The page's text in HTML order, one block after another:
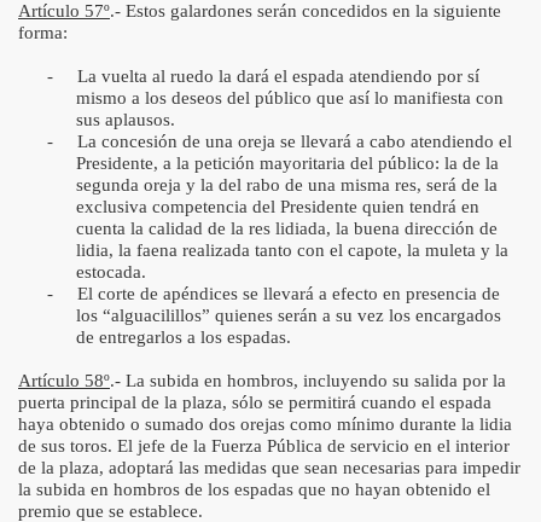
Artículo 57º.- Estos galardones serán concedidos en la siguiente
forma:
-
La vuelta al ruedo la dará el espada atendiendo por sí
mismo a los deseos del público que así lo manifiesta con
sus aplausos.
-
La concesión de una oreja se llevará a cabo atendiendo el
Presidente, a la petición mayoritaria del público: la de la
segunda oreja y la del rabo de una misma res, será de la
exclusiva competencia del Presidente quien tendrá en
cuenta la calidad de la res lidiada, la buena dirección de
lidia, la faena realizada tanto con el capote, la muleta y la
estocada.
-
El corte de apéndices se llevará a efecto en presencia de
los “alguacilillos” quienes serán a su vez los encargados
de entregarlos a los espadas.
Artículo 58º.- La subida en hombros, incluyendo su salida por la
puerta principal de la plaza, sólo se permitirá cuando el espada
haya obtenido o sumado dos orejas como mínimo durante la lidia
de sus toros. El jefe de la Fuerza Pública de servicio en el interior
de la plaza, adoptará las medidas que sean necesarias para impedir
la subida en hombros de los espadas que no hayan obtenido el
premio que se establece.